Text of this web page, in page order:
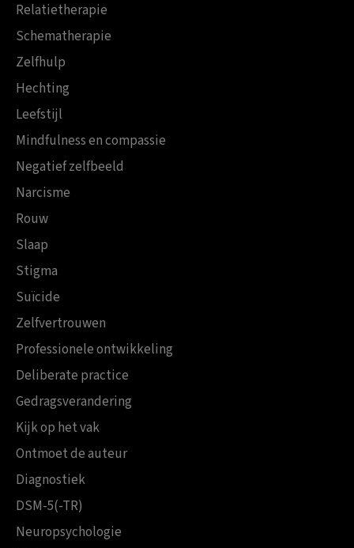
Relatietherapie
Schematherapie
Zelfhulp
Hechting
Leefstijl
Mindfulness en compassie
Negatief zelfbeeld
Narcisme
Rouw
Slaap
Stigma
Suïcide
Zelfvertrouwen
Professionele ontwikkeling
Deliberate practice
Gedragsverandering
Kijk op het vak
Ontmoet de auteur
Diagnostiek
DSM-5(-TR)
Neuropsychologie